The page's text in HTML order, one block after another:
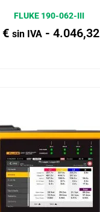
FLUKE 190-062-III
€ sin IVA- 4.046,32